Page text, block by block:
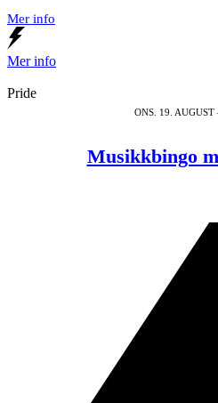
Mer info
Mer info
Pride
ONS. 19.
Musikkbingo